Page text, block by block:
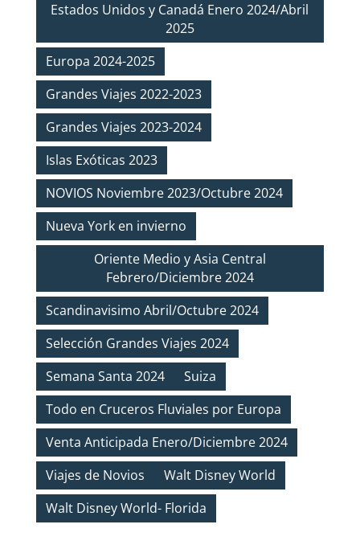
Estados Unidos y Canadá Enero 2024/Abril
2025
Europa 2024-2025
Grandes Viajes 2022-2023
Grandes Viajes 2023-2024
Islas Exóticas 2023
NOVIOS Noviembre 2023/Octubre 2024
Nueva York en invierno
Oriente Medio y Asia Central
Febrero/Diciembre 2024
Scandinavisimo Abril/Octubre 2024
Selección Grandes Viajes 2024
Semana Santa 2024
Suiza
Todo en Cruceros Fluviales por Europa
Venta Anticipada Enero/Diciembre 2024
Viajes de Novios
Walt Disney World
Walt Disney World- Florida